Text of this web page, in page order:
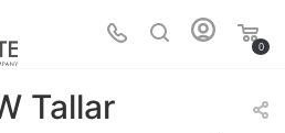
0
Tallar